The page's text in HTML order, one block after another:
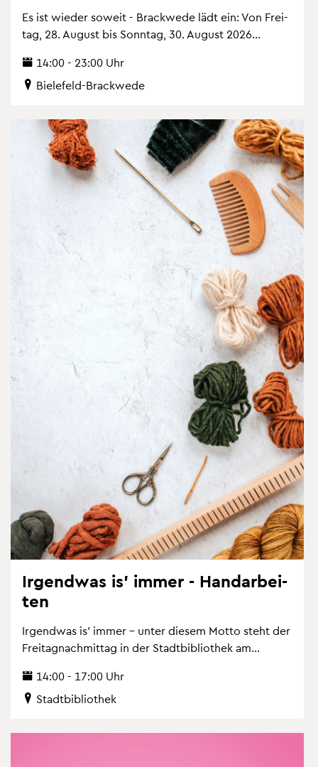
Es ist wie­der so­weit - Brack­we­de lädt ein: Von Frei­
tag, 28. Au­gust bis Sonn­tag, 30. Au­gust 2026...
14:00 - 23:00 Uhr
Bie­le­feld-Brack­we­de
Ir­gend­was is' immer - Hand­ar­bei­
ten
Ir­gend­was is' immer – unter die­sem Motto steht der
Frei­tag­nach­mit­tag in der Stadt­bi­blio­thek am...
14:00 - 17:00 Uhr
Stadt­bi­blio­thek